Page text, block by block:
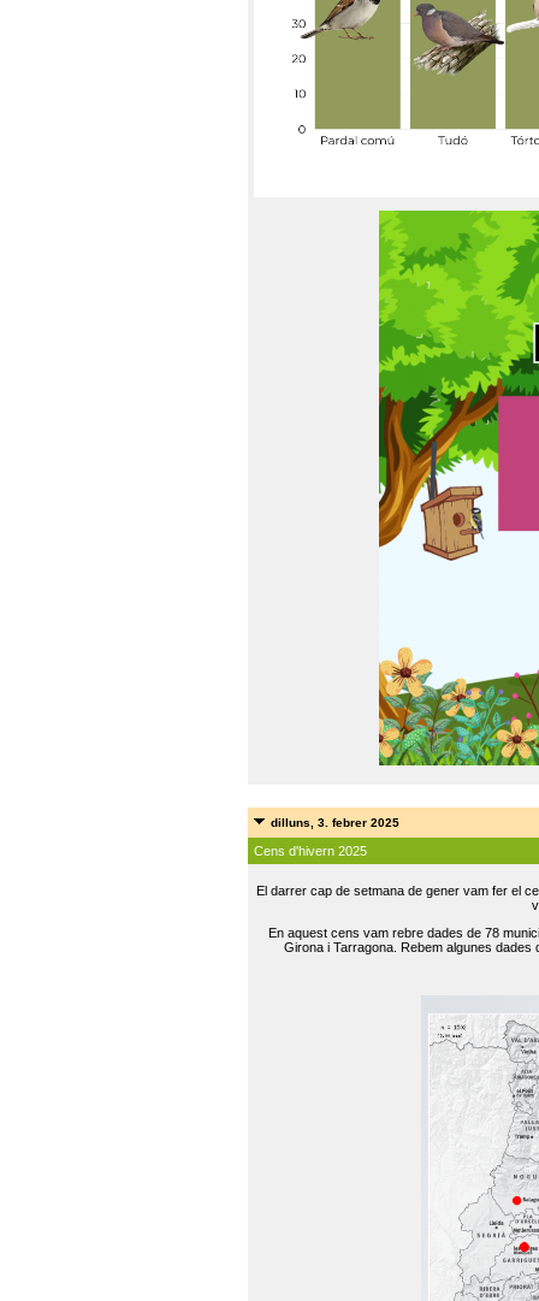
dilluns, 3. febrer 2025
Cens d'hivern 2025
El darrer cap de setmana de gener vam fer el
En aquest cens vam rebre dades de 78
Girona i Tarragona. Rebem algunes